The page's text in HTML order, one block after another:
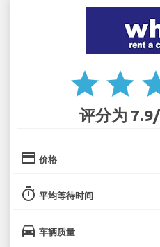
star star
评分为
credit_card 价格
timer 平均等待时间
directions_car 车辆质量